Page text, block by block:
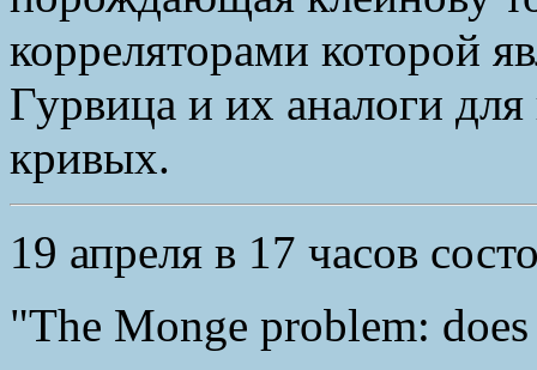
корреляторами которой
Гурвица и их аналоги
кривых.
19 апреля в 17 часов
"The Monge problem: